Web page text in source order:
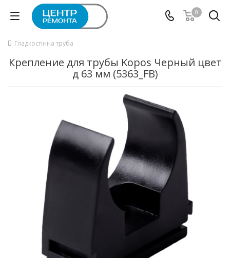
0
Гладкостінна труба
Крепление для трубы Kopos Черный цвет
д 63 мм (5363_FB)